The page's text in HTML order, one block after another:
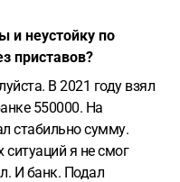
и неустойку по
приставов?
В 2021 году взял
550000. На
стабильно сумму.
я не смог
И банк. Подал